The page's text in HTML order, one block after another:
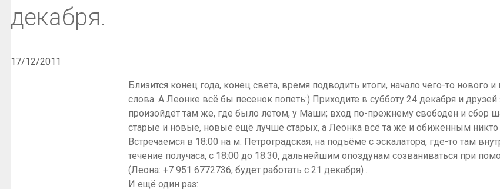
декабря.
17/12/2011
Близится конец года, конец света, время подводить итоги, начало чего-то нового
слова. А Леонке всё бы песенок попеть:) Приходите в субботу 24 декабря и друзей
произойдёт там же, где было летом, у Маши; вход по-прежнему свободен и сбор
старые и новые, новые ещё лучше старых, а Леонка всё та же и обиженным никто
Встречаемся в 18:00 на м. Петроградская, на подъёме с эскалатора, где-то там
течение получаса, с 18:00 до 18:30, дальнейшим опоздунам созваниваться при
(Леона: +7 951 6772736, будет работать с 21 декабря) .
И ещё один раз: